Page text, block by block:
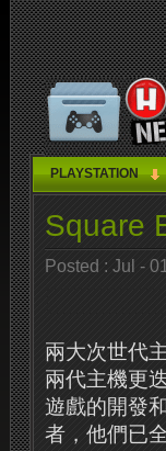
PLAYSTATION
Square
Posted : Jul -
兩大次世代
兩代主機更
遊戲的開發
者，他們已